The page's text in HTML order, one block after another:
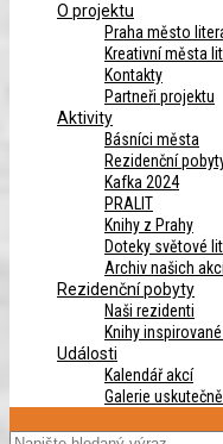
O projektu
Praha město
Kreativní města
Kontakty
Partneři projektu
Aktivity
Básníci města
Rezidenční
Kafka 2024
PRALIT
Knihy z Prahy
Doteky světové
Archiv našich
Rezidenční pobyty
Naši rezidenti
Knihy
Události
Kalendář akcí
Galerie